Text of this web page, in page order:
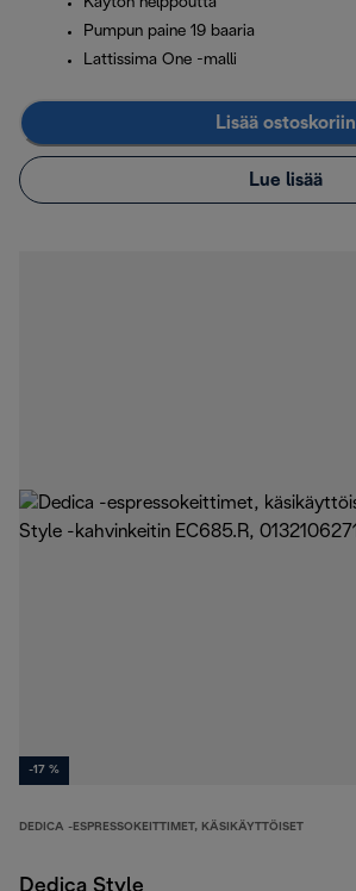
Käytön helppoutta
Pumpun paine 19 baaria
Lattissima One -malli
Lisää ostoskoriin
Lue lisää
-17 %
DEDICA -ESPRESSOKEITTIMET, KÄSIKÄYTTÖISET